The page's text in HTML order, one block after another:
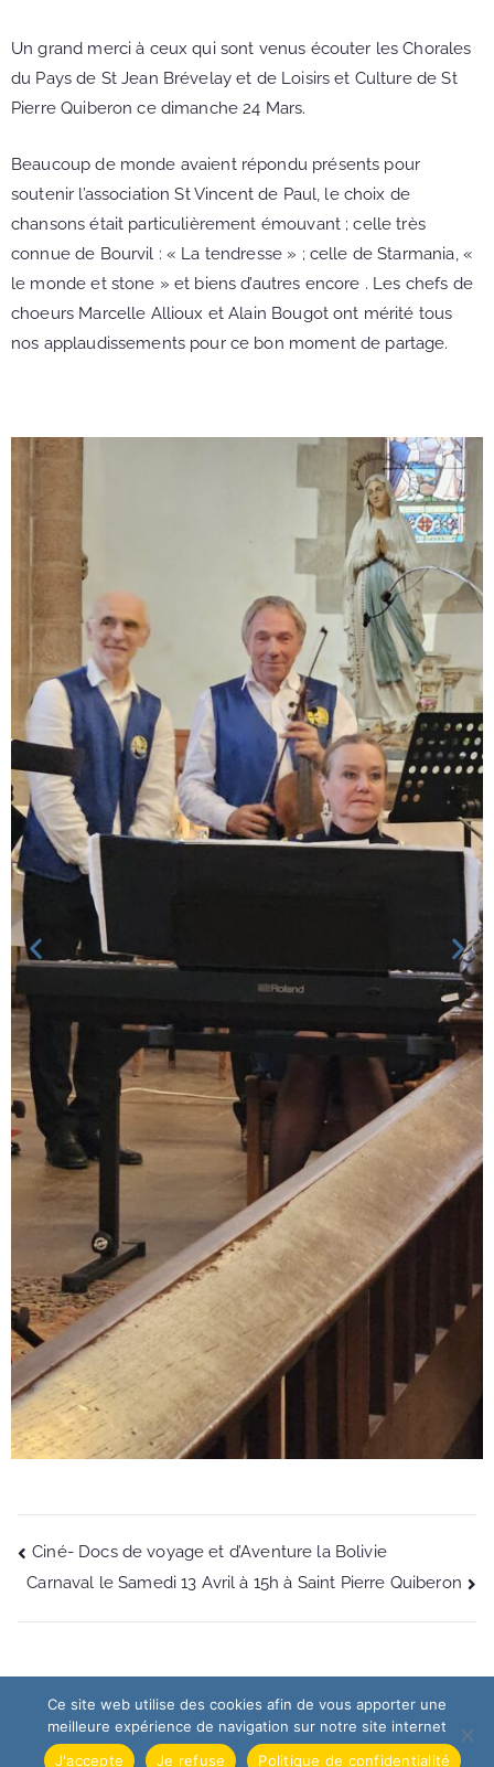
Un grand merci à ceux qui sont venus écouter les Chorales
du Pays de St Jean Brévelay et de Loisirs et Culture de St
Pierre Quiberon ce dimanche 24 Mars.
Beaucoup de monde avaient répondu présents pour
soutenir l’association St Vincent de Paul, le choix de
chansons était particulièrement émouvant ; celle très
connue de Bourvil : « La tendresse » ; celle de Starmania, «
le monde et stone » et biens d’autres encore . Les chefs de
choeurs Marcelle Allioux et Alain Bougot ont mérité tous
nos applaudissements pour ce bon moment de partage.
Ciné- Docs de voyage et d’Aventure la Bolivie
Carnaval le Samedi 13 Avril à 15h à Saint Pierre Quiberon
© 2026Association Loisirs & Culture Presqu'île Quiberon
Propulsé par
Zakraet WordPress
Ce site web utilise des cookies afin de vous apporter une
meilleure expérience de navigation sur notre site internet
J'accepte
Je refuse Politique de confidentialité